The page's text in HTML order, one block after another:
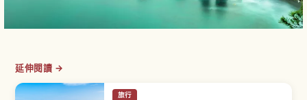
延伸閱讀 →
旅行